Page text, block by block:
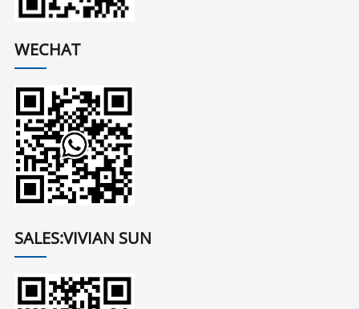
WECHAT
SALES:VIVIAN SUN